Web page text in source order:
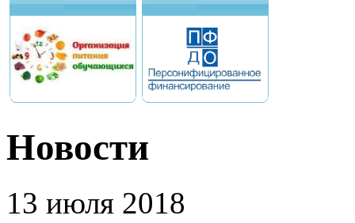
Новости
13 июля 2018